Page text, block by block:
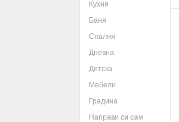
Кухня
Баня
Спалня
Дневна
Детска
Мебели
Градина
Направи си сам